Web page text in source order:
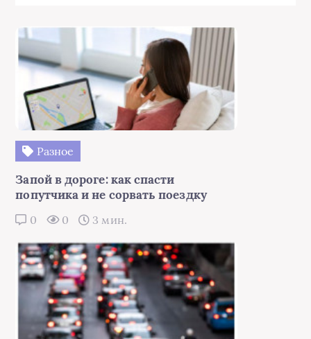
Разное
Запой в дороге: как спасти
попутчика и не сорвать поездку
0 0 3 мин.